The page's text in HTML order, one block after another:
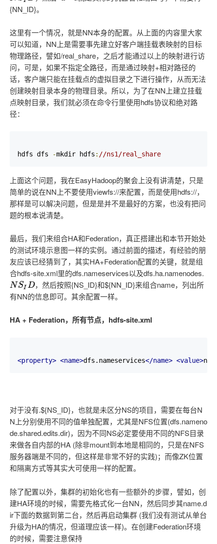
{NN_ID}。
这里有一个情况，就是NN本身的配置。从上面的内容里大家
可以知道，NN上是需要事先建立好客户端挂载表映射的目标
物理路径，譬如/real_share，之后才能通过以上的映射进行访
问，可是，如果不指定全路径，而是通过映射+相对路径的
话，客户端只能在挂载点的虚拟目录之下进行操作，从而无法
创建映射目录本身的物理目录。所以，为了在NN上建立挂载
点映射目录，我们就必须在命令行里使用hdfs协议和绝对路
径：
hdfs dfs -mkdir hdfs : //ns1/real_share
上面这个问题，我在EasyHadoop的聚会上没有讲清楚，只是
简单的说在NN上不要使用viewfs://来配置，而是使用hdfs://，
那样是可以解决问题，但是是并不是最好的方案，也没有把问
题的根本说清楚。
最后，我们来组合HA和Federation，真正搭建出和本节开始处
的测试环境示意图一样的实例。通过前面的描述，有经验的朋
友应该已经猜到了，其实HA+Federation配置的关键，就是组
合hdfs-site.xml里的dfs.nameservices以及dfs.ha.namenodes.
， 然后按照
NSID，然 后按照
{NS_ID}和${NN_ID}来组合name，列出所
有NN的信息即可。其余配置一样。
HA + Federation，所有节点，hdfs-site.xml
<property> <name>dfs.nameservices</name> <value>
对于没有.${NS_ID}，也就是未区分NS的项目，需要在每台N
N上分别使用不同的值单独配置，尤其是NFS位置(dfs.nameno
de.shared.edits.dir)，因为不同NS必定要使用不同的NFS目录
来做各自内部的HA (除非mount到本地是相同的，只是在NFS
服务器端是不同的，但这样是非常不好的实践)；而像ZK位置
和隔离方式等其实大可使用一样的配置。
除了配置以外，集群的初始化也有一些额外的步骤，譬如，创
建HA环境的时候，需要先格式化一台NN，然后同步其name.d
ir下面的数据到第二台，然后再启动集群 (我们没有测试从单台
升级为HA的情况，但道理应该一样)。在创建Federation环境
的时候，需要注意保持